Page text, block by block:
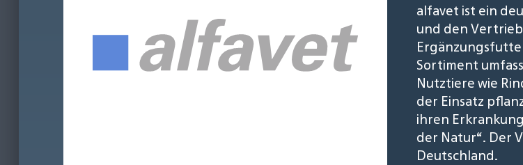
alfavet ist ein
und den
Sortiment
Nutztiere wie
der Einsatz
ihren
der Natur“. Der
Deutschland.